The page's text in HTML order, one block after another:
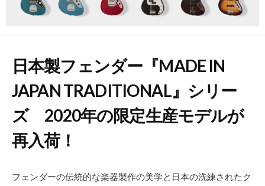
日本製フェンダー『MADE IN
JAPAN TRADITIONAL』シリー
ズ 2020年の限定生産モデルが
再入荷！
フェンダーの伝統的な楽器製作の美学と日本の洗練されたク